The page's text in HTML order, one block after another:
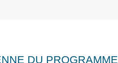
DU PROGRAMME